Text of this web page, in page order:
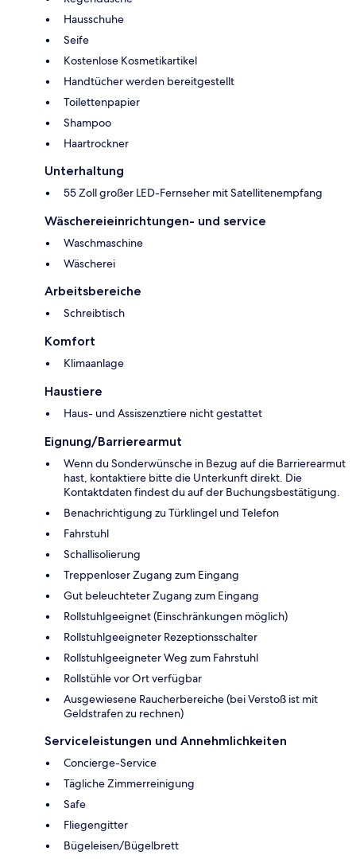
Hausschuhe
Seife
Kostenlose Kosmetikartikel
Handtücher werden bereitgestellt
Toilettenpapier
Shampoo
Haartrockner
Unterhaltung
55 Zoll großer LED-Fernseher mit Satellitenempfang
Wäschereieinrichtungen- und service
Waschmaschine
Wäscherei
Arbeitsbereiche
Schreibtisch
Komfort
Klimaanlage
Haustiere
Haus- und Assiszenztiere nicht gestattet
Eignung/Barrierearmut
Wenn du Sonderwünsche in Bezug auf die Barrierearmut
hast, kontaktiere bitte die Unterkunft direkt. Die
Kontaktdaten findest du auf der Buchungsbestätigung.
Benachrichtigung zu Türklingel und Telefon
Fahrstuhl
Schallisolierung
Treppenloser Zugang zum Eingang
Gut beleuchteter Zugang zum Eingang
Rollstuhlgeeignet (Einschränkungen möglich)
Rollstuhlgeeigneter Rezeptionsschalter
Rollstuhlgeeigneter Weg zum Fahrstuhl
Rollstühle vor Ort verfügbar
Ausgewiesene Raucherbereiche (bei Verstoß ist mit
Geldstrafen zu rechnen)
Serviceleistungen und Annehmlichkeiten
Concierge-Service
Tägliche Zimmerreinigung
Safe
Fliegengitter
Bügeleisen/Bügelbrett